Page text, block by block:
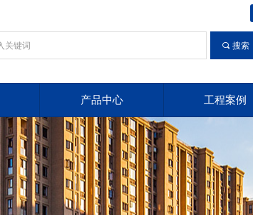
产品中心 工程案例
끠 搜索
产品中心 工程案例